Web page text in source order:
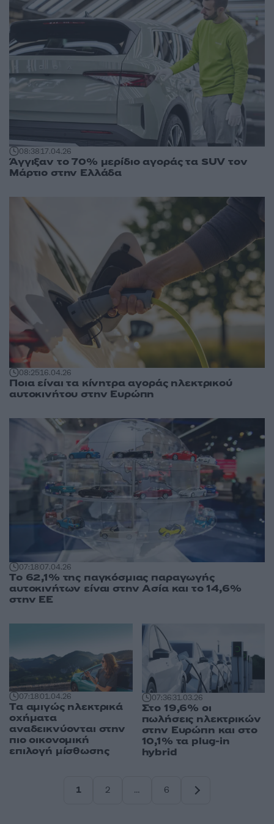
08:3817.04.26
Άγγιξαν το 70% μερίδιο αγοράς τα SUV τον
Μάρτιο στην Ελλάδα
08:2516.04.26
Ποια είναι τα κίνητρα αγοράς ηλεκτρικού
αυτοκινήτου στην Ευρώπη
07:1807.04.26
Tο 62,1% της παγκόσμιας παραγωγής
αυτοκινήτων είναι στην Ασία και το 14,6%
στην ΕΕ
07:1801.04.26
Tα αμιγώς ηλεκτρικά
οχήματα
αναδεικνύονται στην
πιο οικονομική
επιλογή μίσθωσης
07:3631.03.26
Στο 19,6% οι
πωλήσεις ηλεκτρικών
στην Ευρώπη και στο
10,1% τα plug-in
hybrid
1
2
…
6